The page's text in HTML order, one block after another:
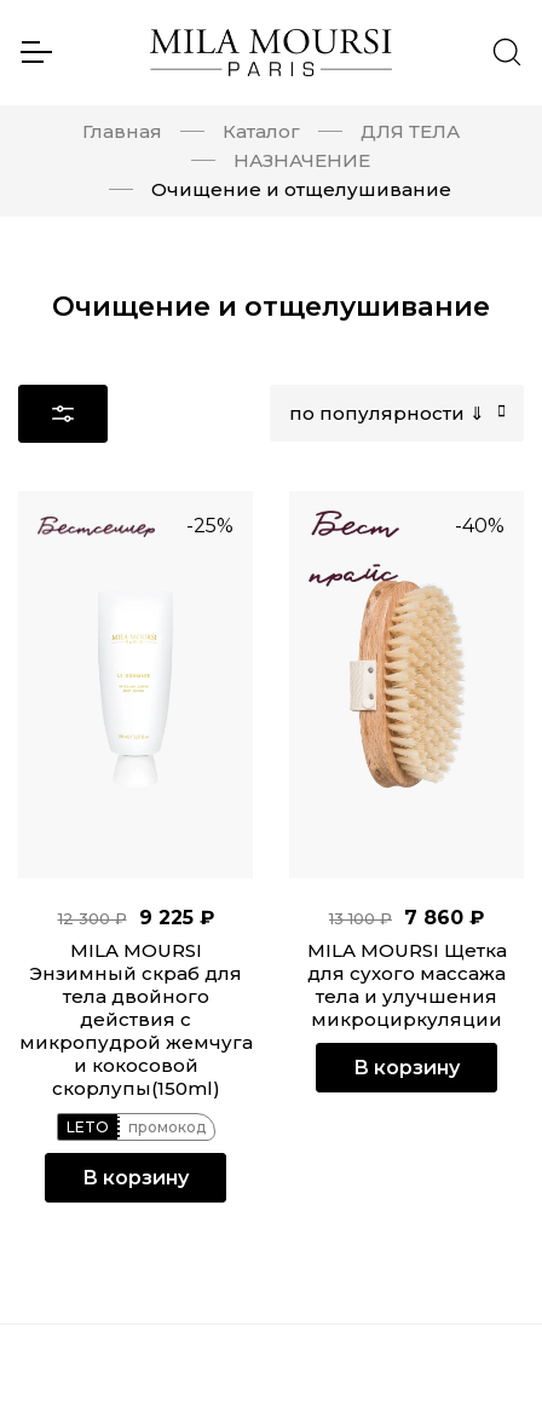
Главная Каталог
ДЛЯ ТЕЛА
НАЗНАЧЕНИЕ
Очищение и отщелушивание
Очищение и отщелушивание
по популярности ⇓
-25%
12 300 ₽
9 225 ₽
MILA MOURSI
Энзимный скраб для
тела двойного
действия с
микропудрой жемчуга
и кокосовой
скорлупы(150ml)
LETO промокод
В корзину
-40%
13 100 ₽
7 860 ₽
MILA MOURSI Щетка
для сухого массажа
тела и улучшения
микроциркуляции
В корзину